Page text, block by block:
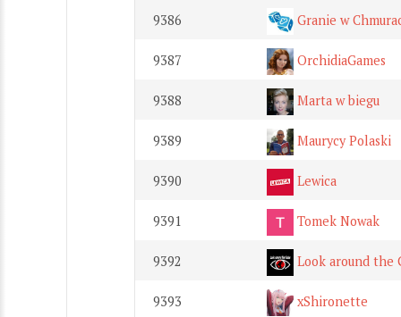
9386 Granie w
9387 OrchidiaGames
9388 Marta w biegu
9389 Maurycy Polaski
9390 Lewica
9391 Tomek Nowak
9392 Look around the
9393 xShironette